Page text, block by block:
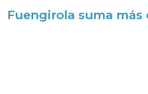
Fuengirola suma más